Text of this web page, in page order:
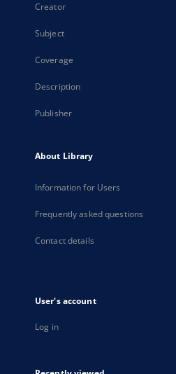
Creator
Subject
Coverage
Description
Publisher
About Library
Information for Users
Frequently asked questions
Contact details
User's account
Log in